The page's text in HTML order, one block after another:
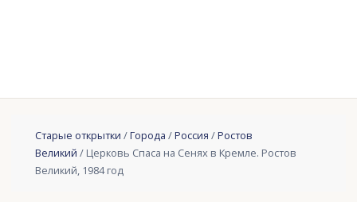
Старые открытки /Города /Россия /Ростов
Великий / Церковь Спаса на Сенях в Кремле. Ростов
Великий, 1984 год